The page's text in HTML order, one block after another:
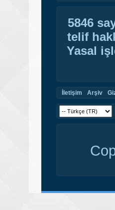
5846
telif
Yasal
İletişim Arşiv